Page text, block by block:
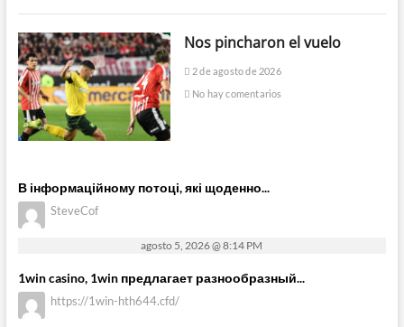
Nos pincharon el vuelo
2 de agosto de 2026
No hay comentarios
В інформаційному потоці, які щоденно...
SteveCof
agosto 5, 2026 @ 8:14 PM
1win casino, 1win предлагает разнообразный...
https://1win-hth644.cfd/